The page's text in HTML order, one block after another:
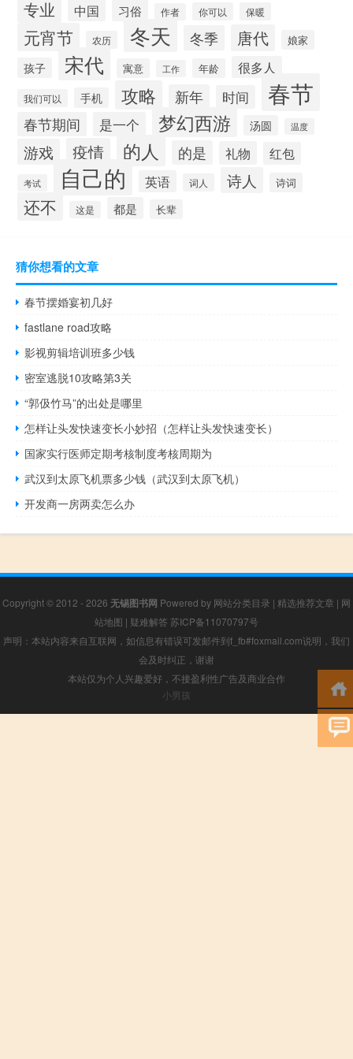
专业 中国 习俗 作者 你可以 保暖
元宵节 农历 冬天 冬季 唐代 娘家
孩子 宋代 寓意 工作 年龄 很多人
我们可以 手机 攻略 新年 时间 春节
春节期间 是一个 梦幻西游 汤圆 温度
游戏 疫情 的人 的是 礼物 红包
考试 自己的 英语 词人 诗人 诗词
还不 这是 都是 长辈
猜你想看的文章
春节摆婚宴初几好
fastlane road攻略
影视剪辑培训班多少钱
密室逃脱10攻略第3关
“郭伋竹马”的出处是哪里
怎样让头发快速变长小妙招（怎样让头发快速变长）
国家实行医师定期考核制度考核周期为
武汉到太原飞机票多少钱（武汉到太原飞机）
开发商一房两卖怎么办
Copyright © 2012 - 2026 无锡图书网 Powered by 网站分类目录 | 精选推荐文章 | 网
站地图 | 疑难解答 苏ICP备11070797号
声明：本站内容来自互联网，如信息有错误可发邮件到f_fb#foxmail.com说明，我们
会及时纠正，谢谢
本站仅为个人兴趣爱好，不接盈利性广告及商业合作
小男孩